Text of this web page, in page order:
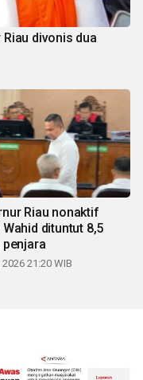
divonis dua
Riau nonaktif
Wahid dituntut 8,5
penjara
21:20 WIB